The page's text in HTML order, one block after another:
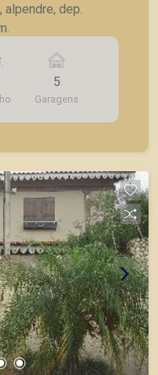
alpendre, dep.
5
Garagens